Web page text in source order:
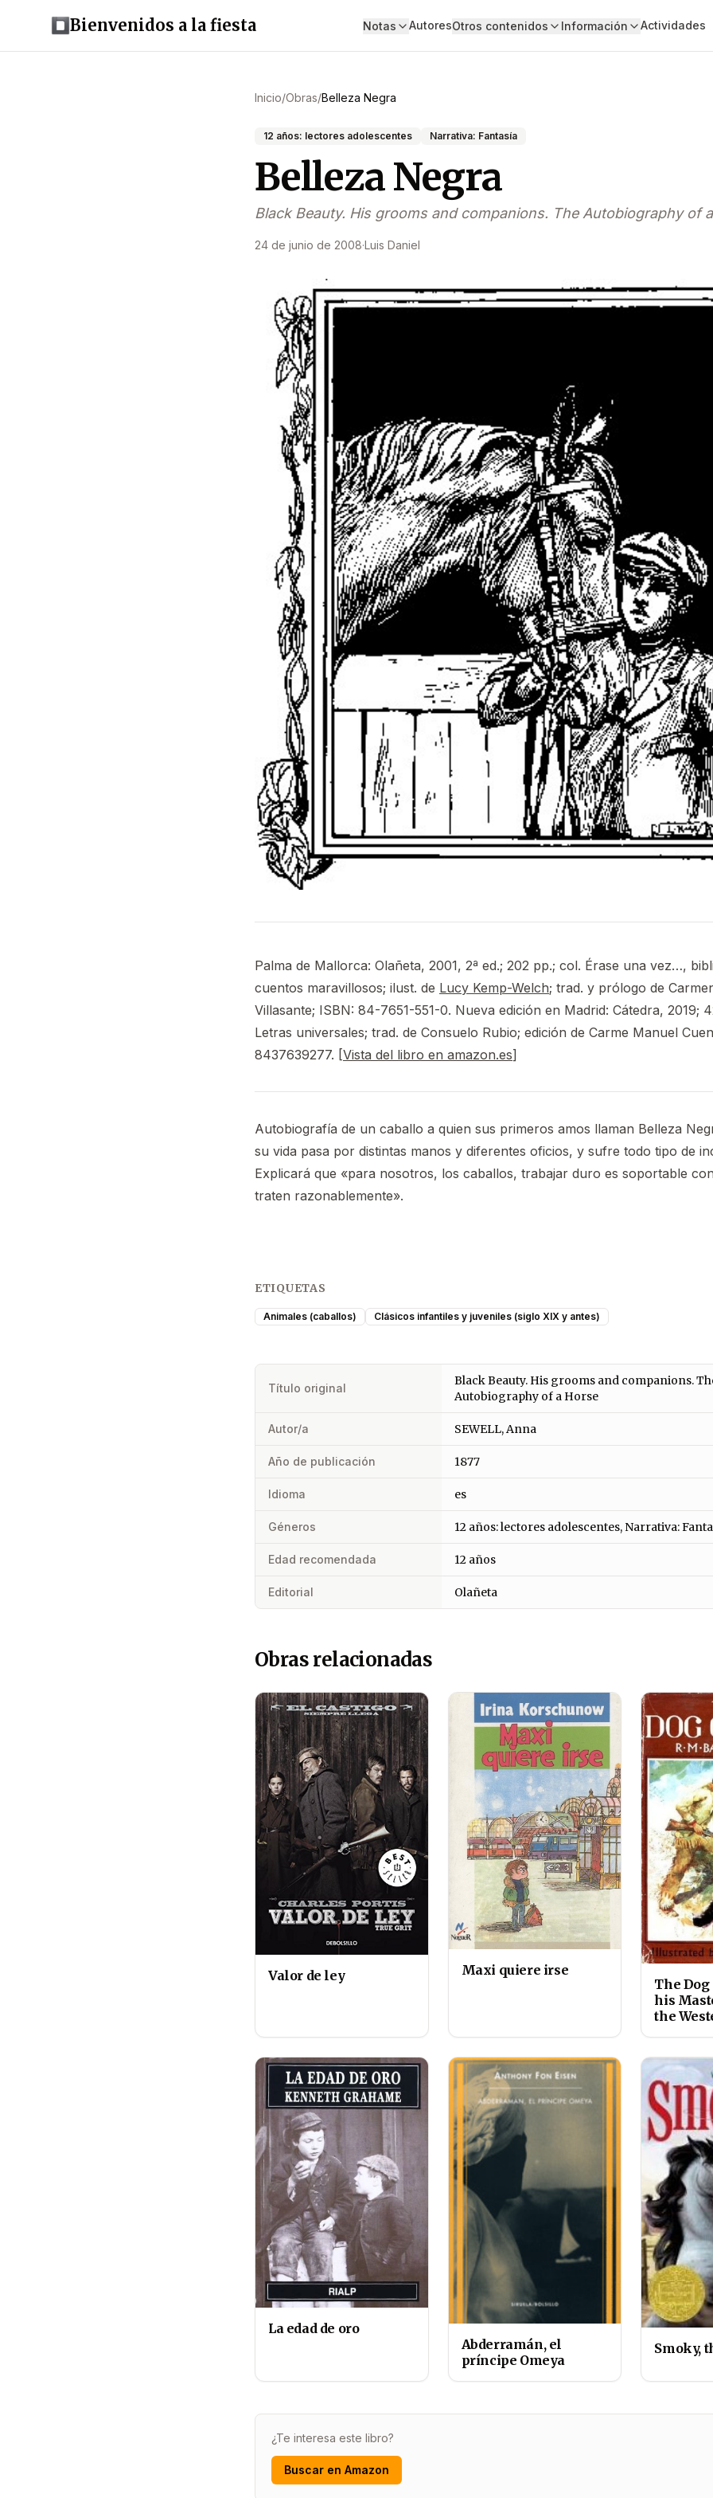
Bienvenidos a la fiesta Notas AutoresOtros contenidos Información Actividades
Inicio/Obras/Belleza Negra
12 años: lectores adolescentes Narrativa: Fantasía
Belleza Negra
Black Beauty. His grooms and companions. The Autobiography of
24 de junio de 2008·Luis Daniel
Palma de Mallorca: Olañeta, 2001, 2ª ed.; 202 pp.; col. Érase una vez…,
cuentos maravillosos; ilust. de Lucy Kemp-Welch; trad. y prólogo de
Villasante; ISBN: 84-7651-551-0. Nueva edición en Madrid: Cátedra, 2019;
Letras universales; trad. de Consuelo Rubio; edición de Carme Manuel
8437639277. [Vista del libro en amazon.es]
Autobiografía de un caballo a quien sus primeros amos llaman Belleza
su vida pasa por distintas manos y diferentes oficios, y sufre todo tipo de
Explicará que «para nosotros, los caballos, trabajar duro es soportable
traten razonablemente».
ETIQUETAS
Animales (caballos) Clásicos infantiles y juveniles (siglo XIX y antes)
Título original
Black Beauty. His grooms and companions.
Autobiography of a Horse
Autor/a SEWELL, Anna
Año de publicación 1877
Idioma es
Géneros 12 años: lectores adolescentes, Narrativa:
Edad recomendada 12 años
Editorial Olañeta
Obras relacionadas
Valor de ley
Maxi quiere irse
The Dog
his
the
La edad de oro
Abderramán, el
príncipe Omeya
Smoky,
¿Te interesa este libro?
Buscar en Amazon